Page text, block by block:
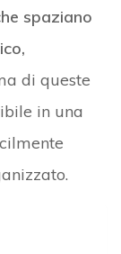
spaziano
di queste
in una